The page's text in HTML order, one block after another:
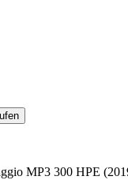
MP3 300 HPE